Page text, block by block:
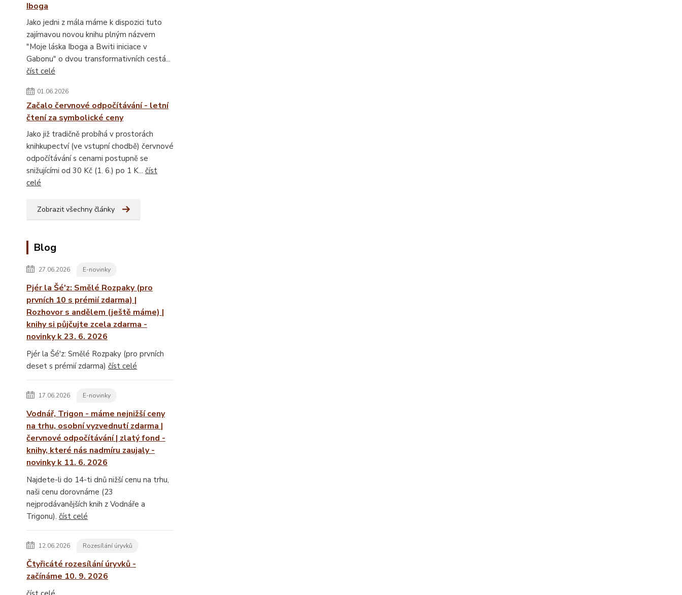
Iboga
Jako jedni z mála máme k dispozici tuto
zajímavou novou knihu plným názvem
"Moje láska Iboga a Bwiti iniciace v
Gabonu" o dvou transformativních cestá...
číst celé
01.06.2026
Začalo červnové odpočítávání - letní
čtení za symbolické ceny
Jako již tradičně probíhá v prostorách
knihkupectví (ve vstupní chodbě) červnové
odpočítávání s cenami postupně se
snižujícími od 30 Kč (1. 6.) po 1 K... číst
celé
Zobrazit všechny články
Blog
27.06.2026 E-novinky
Pjér la Šé'z: Smělé Rozpaky (pro
prvních 10 s prémií zdarma) |
Rozhovor s andělem (ještě máme) |
knihy si půjčujte zcela zdarma -
novinky k 23. 6. 2026
Pjér la Šé'z: Smělé Rozpaky (pro prvních
deset s prémií zdarma) číst celé
17.06.2026 E-novinky
Vodnář, Trigon - máme nejnižší ceny
na trhu, osobní vyzvednutí zdarma |
červnové odpočítávání | zlatý fond -
knihy, které nás nadmíru zaujaly -
novinky k 11. 6. 2026
Najdete-li do 14-ti dnů nižší cenu na trhu,
naši cenu dorovnáme (23
nejprodávanějších knih z Vodnáře a
Trigonu). číst celé
12.06.2026 Rozesílání úryvků
Čtyřicáté rozesílání úryvků -
začínáme 10. 9. 2026